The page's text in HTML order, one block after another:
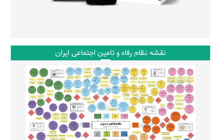
نقشه نظام رفاه و تامین اجتماعی ایران